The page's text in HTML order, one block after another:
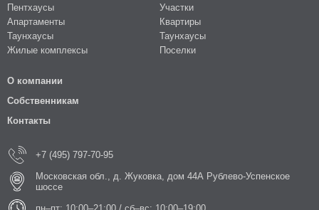
Пентхаусы
Апартаменты
Таунхаусы
Жилые комплексы
Участки
Квартиры
Таунхаусы
Поселки
О компании
Собственникам
Контакты
+7 (495) 797-70-95
Московская обл., д. Жуковка, дом 44А Рублево-Успенское
шоссе